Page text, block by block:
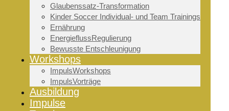
Glaubenssatz-Transformation
Kinder Soccer Individual- und Team Trainings
Ernährung
EnergieflussRegulierung
Bewusste Entschleunigung
Workshops
ImpulsWorkshops
ImpulsVorträge
Ausbildung
Impulse